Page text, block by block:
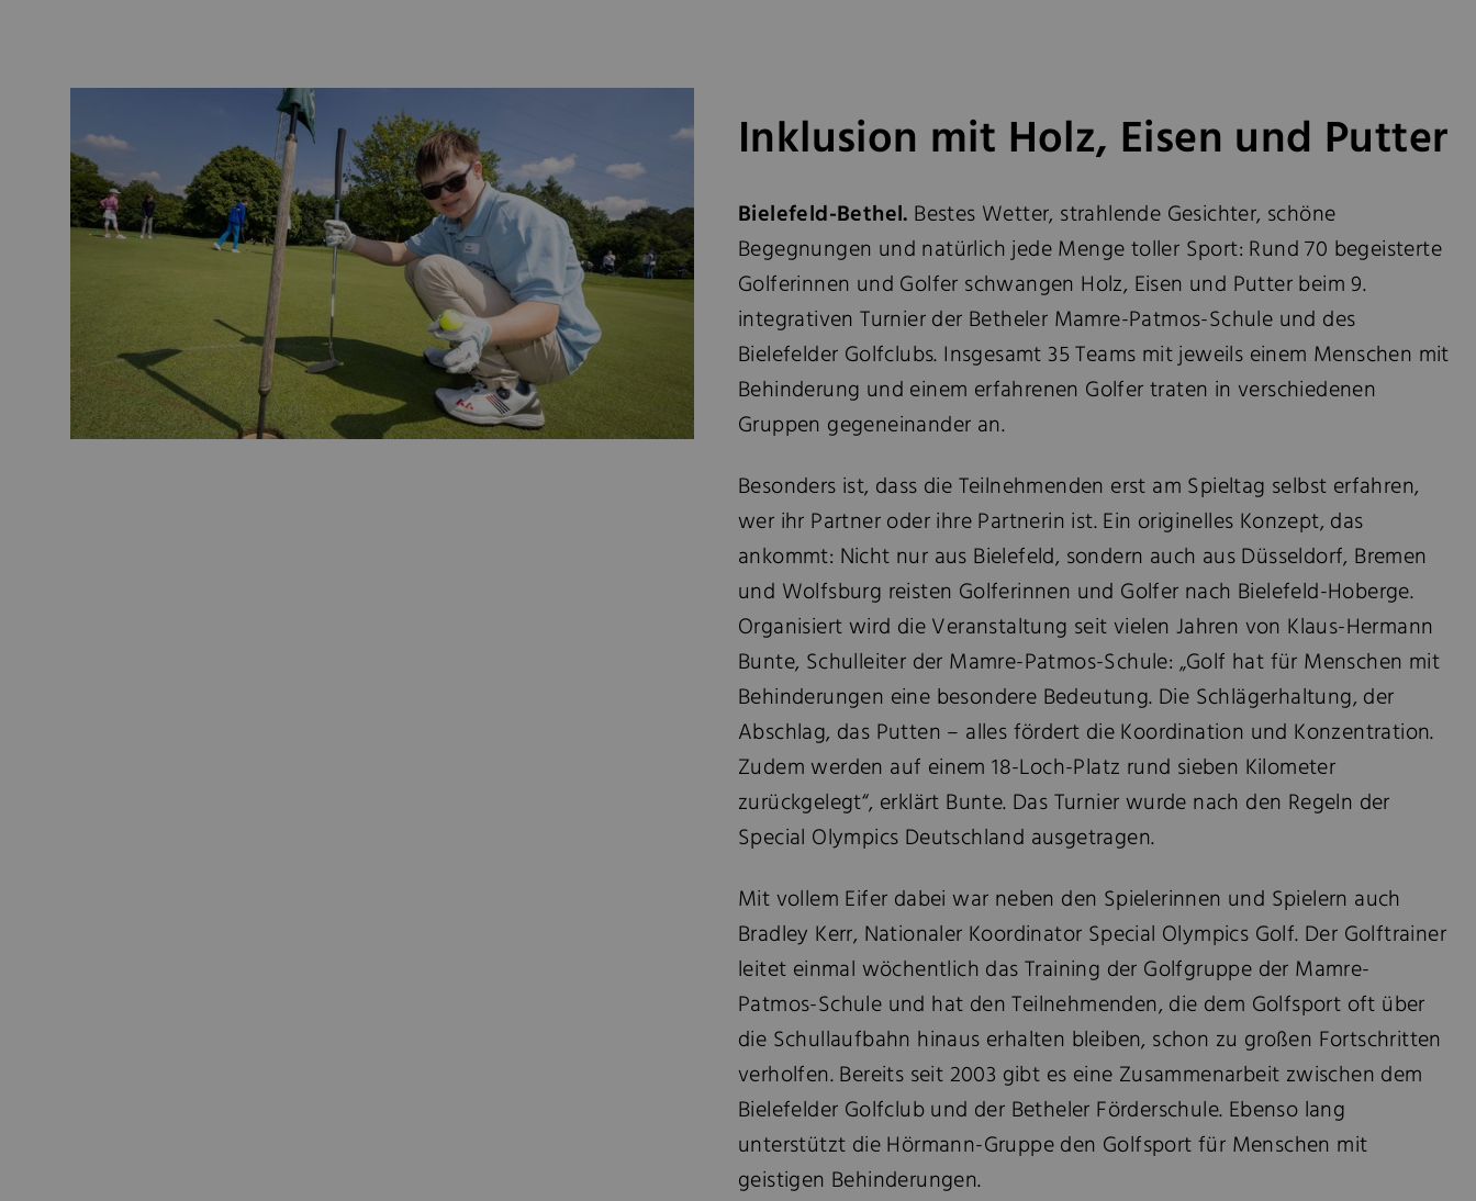
Inklusion mit Holz, Eisen und Putter
Bielefeld-Bethel. Bestes Wetter, strahlende Gesichter, schöne
Begegnungen und natürlich jede Menge toller Sport: Rund 70 begeisterte
Golferinnen und Golfer schwangen Holz, Eisen und Putter beim 9.
integrativen Turnier der Betheler Mamre-Patmos-Schule und des
Bielefelder Golfclubs. Insgesamt 35 Teams mit jeweils einem Menschen mit
Behinderung und einem erfahrenen Golfer traten in verschiedenen
Gruppen gegeneinander an.
Besonders ist, dass die Teilnehmenden erst am Spieltag selbst erfahren,
wer ihr Partner oder ihre Partnerin ist. Ein originelles Konzept, das
ankommt: Nicht nur aus Bielefeld, sondern auch aus Düsseldorf, Bremen
und Wolfsburg reisten Golferinnen und Golfer nach Bielefeld-Hoberge.
Organisiert wird die Veranstaltung seit vielen Jahren von Klaus-Hermann
Bunte, Schulleiter der Mamre-Patmos-Schule: „Golf hat für Menschen mit
Behinderungen eine besondere Bedeutung. Die Schlägerhaltung, der
Abschlag, das Putten – alles fördert die Koordination und Konzentration.
Zudem werden auf einem 18-Loch-Platz rund sieben Kilometer
zurückgelegt“, erklärt Bunte. Das Turnier wurde nach den Regeln der
Special Olympics Deutschland ausgetragen.
Mit vollem Eifer dabei war neben den Spielerinnen und Spielern auch
Bradley Kerr, Nationaler Koordinator Special Olympics Golf. Der Golftrainer
leitet einmal wöchentlich das Training der Golfgruppe der Mamre-
Patmos-Schule und hat den Teilnehmenden, die dem Golfsport oft über
die Schullaufbahn hinaus erhalten bleiben, schon zu großen Fortschritten
verholfen. Bereits seit 2003 gibt es eine Zusammenarbeit zwischen dem
Bielefelder Golfclub und der Betheler Förderschule. Ebenso lang
unterstützt die Hörmann-Gruppe den Golfsport für Menschen mit
geistigen Behinderungen.